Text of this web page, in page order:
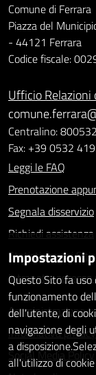
Comune di Ferrara
Piazza del
- 44121 Ferrara
Codice fiscale:
Ufficio Relazioni
Centralino:
Fax: +39 0532
Leggi le FAQ
Prenotazione
Segnala disservizio
Richiedi assistenza
Statistiche dei Siti
Intranet - accesso
Amministrazione
Informativa privacy
Social Media Policy
Impostazioni
Questo Sito fa
funzionamento
dell'utente, di
navigazione degli
a
all'utilizzo di